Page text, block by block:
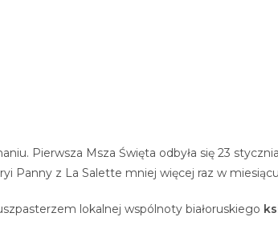
Pierwsza Msza Święta odbyła się 23
Panny z La Salette mniej więcej raz w
lokalnej wspólnoty białoruskiego